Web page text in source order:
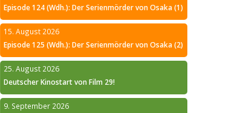
Episode 124 (Wdh.): Der Serienmörder von Osaka (1)
15. August 2026
Episode 125 (Wdh.): Der Serienmörder von Osaka (2)
25. August 2026
Deutscher Kinostart von Film 29!
9. September 2026